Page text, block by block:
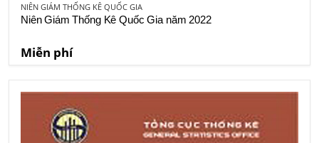
NIÊN GIÁM THỐNG KÊ QUỐC GIA
Niên Giám Thống Kê Quốc Gia năm 2022
Miễn phí